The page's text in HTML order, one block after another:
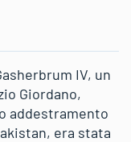
IV, un
Giordano,
addestramento
era stata